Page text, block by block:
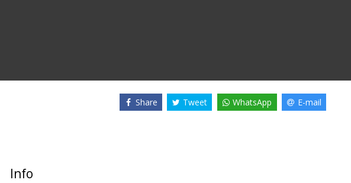
Share Tweet WhatsApp E-mail
Info